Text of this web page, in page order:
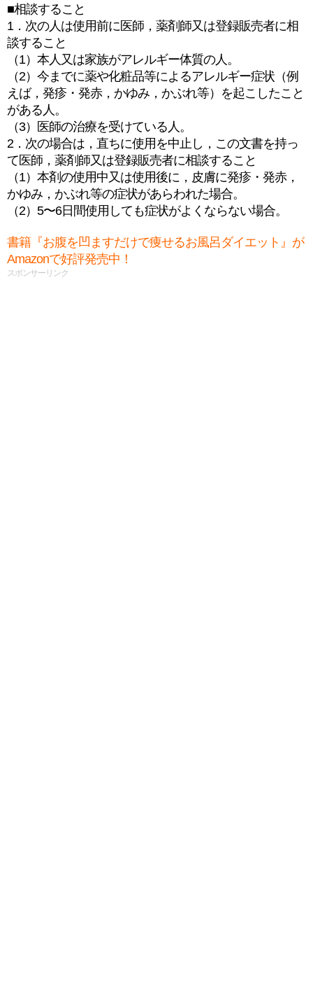
■相談すること
1．次の人は使用前に医師，薬剤師又は登録販売者に相
談すること
（1）本人又は家族がアレルギー体質の人。
（2）今までに薬や化粧品等によるアレルギー症状（例
えば，発疹・発赤，かゆみ，かぶれ等）を起こしたこと
がある人。
（3）医師の治療を受けている人。
2．次の場合は，直ちに使用を中止し，この文書を持っ
て医師，薬剤師又は登録販売者に相談すること
（1）本剤の使用中又は使用後に，皮膚に発疹・発赤，
かゆみ，かぶれ等の症状があらわれた場合。
（2）5〜6日間使用しても症状がよくならない場合。
書籍『お腹を凹ますだけで痩せるお風呂ダイエット』が
Amazonで好評発売中！
スポンサーリンク